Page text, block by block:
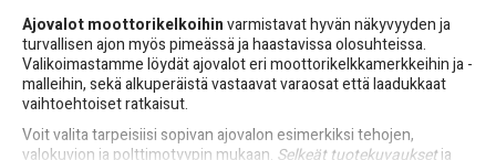
Ajovalot moottorikelkoihinvarmistavat hyvän näkyvyyden ja
turvallisen ajon myös pimeässä ja haastavissa olosuhteissa.
Valikoimastamme löydät ajovalot eri moottorikelkkamerkkeihin ja -
malleihin, sekä alkuperäistä vastaavat varaosat että laadukkaat
vaihtoehtoiset ratkaisut.
Voit valita tarpeisiisi sopivan ajovalon esimerkiksi tehojen,
valokuvion ja polttimotyypin mukaan. Selkeät tuotekuvauksetja